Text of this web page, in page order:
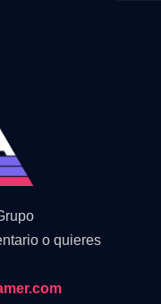
o quieres